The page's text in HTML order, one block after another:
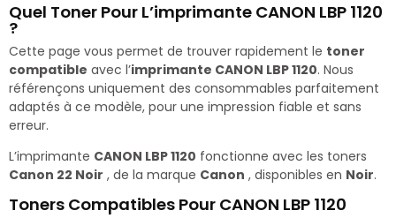
Quel Toner Pour L’imprimante CANON LBP 1120
?
Cette page vous permet de trouver rapidement le toner
compatible avec l’imprimante CANON LBP 1120. Nous
référençons uniquement des consommables parfaitement
adaptés à ce modèle, pour une impression fiable et sans
erreur.
L’imprimante CANON LBP 1120 fonctionne avec les toners
Canon 22 Noir , de la marque Canon , disponibles en Noir.
Toners Compatibles Pour CANON LBP 1120